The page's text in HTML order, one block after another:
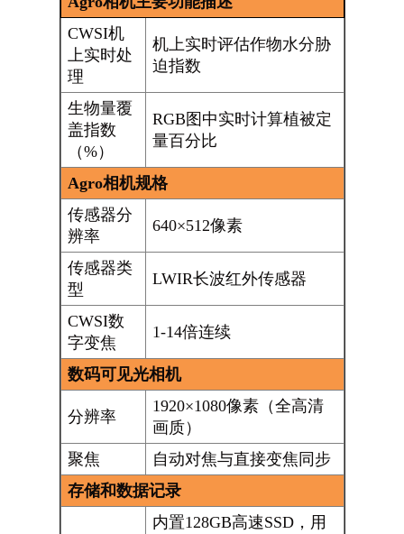
CWSI机
上实时处
理
机上实时评估作物水分胁
迫指数
生物量覆
盖指数
（%）
RGB图中实时计算植被定
量百分比
Agro相机规格
传感器分
辨率
640×512像素
传感器类
型
LWIR长波红外传感器
CWSI数
字变焦
1-14倍连续
数码可见光相机
分辨率
1920×1080像素（全高清
画质）
聚焦
自动对焦与直接变焦同步
存储和数据记录
内置128GB高速SSD，用